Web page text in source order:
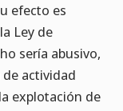
efecto es
Ley de
sería abusivo,
actividad
explotación de